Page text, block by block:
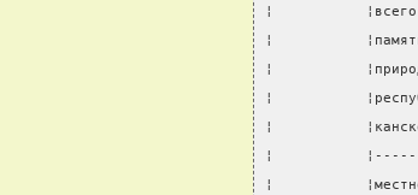
¦
¦
¦
¦
¦
¦
¦